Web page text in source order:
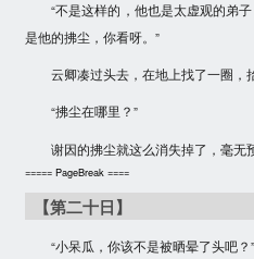
“不是这样的，他也是太虚观的弟
是他的拂尘，你看呀。”
云卿凑过头去，在地上找了一圈，抬
“拂尘在哪里？”
谢因的拂尘就这么消失掉了，毫无预
===== PageBreak ====
【第二十日】
“小呆瓜，你该不是被晒晕了头吧？”